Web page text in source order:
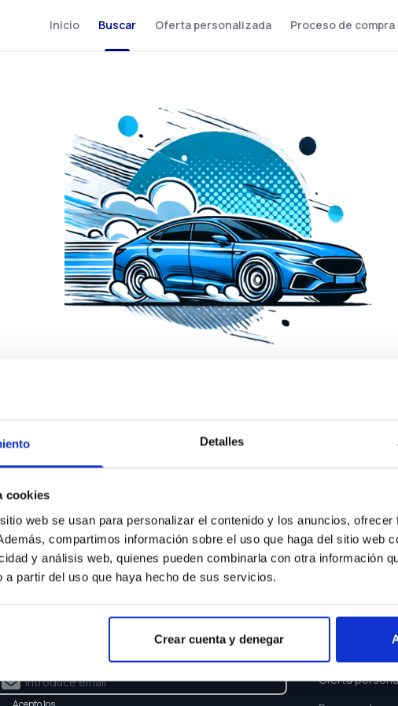
Detalles
cookies
web se usan para personalizar el contenido y los anuncios,
compartimos información sobre el uso que haga del sitio web
y análisis web, quienes pueden combinarla con otra información
a partir del uso que haya hecho de sus servicios.
Crear cuenta y denegar
Inicio Buscar Oferta personalizada Proceso de compra
Lo sentimos pero el coche que buscas ya no está
Suscríbete y recibe las últimas novedades y ofertas.
ENLACES
Oferta